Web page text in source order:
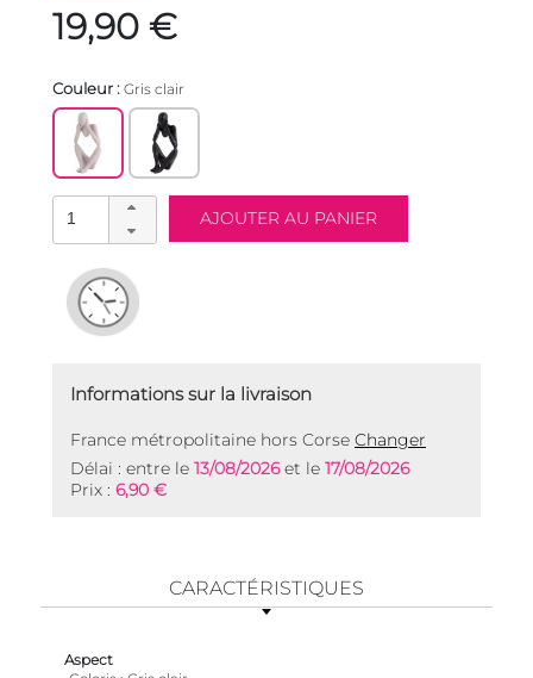
19,90 €
Couleur : Gris clair
Informations sur la livraison
France métropolitaine hors Corse Changer
Délai : entre le 13/08/2026et le 17/08/2026
Prix : 6,90 €
CARACTÉRISTIQUES
Aspect